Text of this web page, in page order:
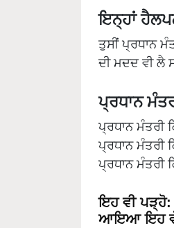
ਇਨ੍ਹਾਂ
ਤੁਸੀਂ ਪ੍ਰਧਾਨ
ਦੀ ਮਦਦ ਵੀ
ਪ੍ਰਧਾਨ
ਪ੍ਰਧਾਨ ਮੰਤਰੀ
ਪ੍ਰਧਾਨ ਮੰਤਰੀ
ਪ੍ਰਧਾਨ
ਇਹ ਵੀ ਪੜ੍ਹੋ:
ਆਇਆ ਇਹ